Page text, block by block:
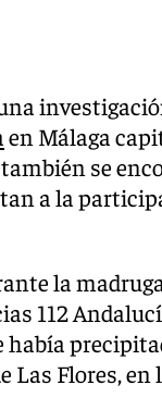
en Málaga
se
a la
la
112
había
Las Flores,